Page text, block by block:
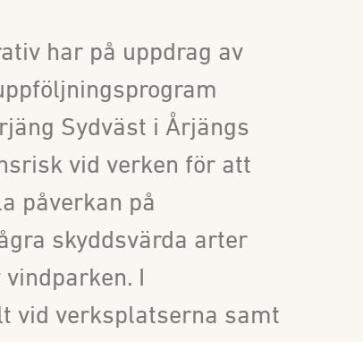
har på uppdrag av
Sydväst i Årjängs
vid verken för att
påverkan på
skyddsvärda arter
I
vid verksplatserna samt